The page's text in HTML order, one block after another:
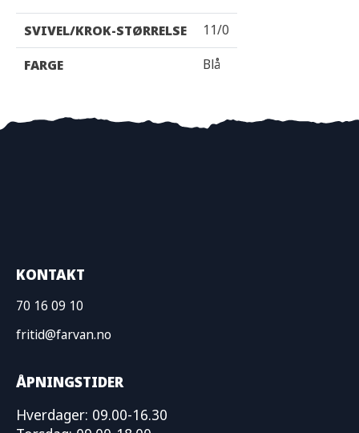
SVIVEL/KROK-STØRRELSE
11/0
FARGE
Blå
KONTAKT
70 16 09 10
fritid@farvan.no
ÅPNINGSTIDER
Hverdager: 09.00-16.30